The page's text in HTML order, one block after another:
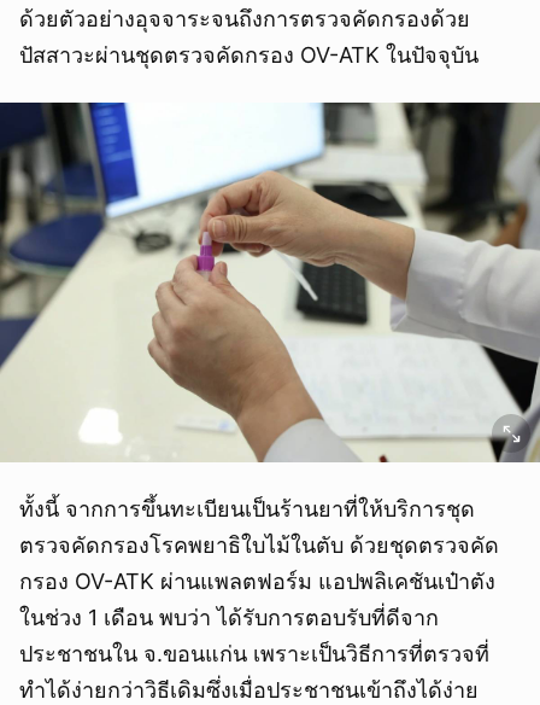
ด้วยตัวอย่างอุจจาระจนถึงการตรวจคัดกรองด้วย
ปัสสาวะผ่านชุดตรวจคัดกรอง OV-ATK ในปัจจุบัน
ทั้งนี้ จากการขึ้นทะเบียนเป็นร้านยาที่ให้บริการชุด
ตรวจคัดกรองโรคพยาธิใบไม้ในตับ ด้วยชุดตรวจคัด
กรอง OV-ATK ผ่านแพลตฟอร์ม แอปพลิเคชันเป๋าตัง
ในช่วง 1 เดือน พบว่า ได้รับการตอบรับที่ดีจาก
ประชาชนใน จ.ขอนแก่น เพราะเป็นวิธีการที่ตรวจที่
ทำได้ง่ายกว่าวิธีเดิมซึ่งเมื่อประชาชนเข้าถึงได้ง่าย